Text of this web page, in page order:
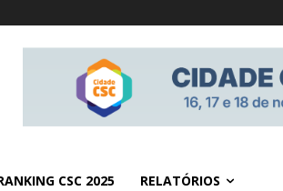
CSC 2025 RELATÓRIOS